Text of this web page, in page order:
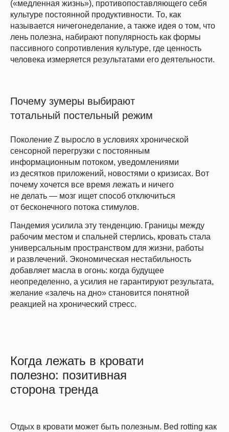
(«медленная жизнь»), противопоставляющего себя
культуре постоянной продуктивности. То, как
называется ничегонеделание, а также идея о том, что
лень полезна, набирают популярность как формы
пассивного сопротивления культуре, где ценность
человека измеряется результатами его деятельности.
Почему зумеры выбирают
тотальный постельный режим
Поколение Z выросло в условиях хронической
сенсорной перегрузки с постоянным
информационным потоком, уведомлениями
из десятков приложений, новостями о кризисах. Вот
почему хочется все время лежать и ничего
не делать — мозг ищет способ отключиться
от бесконечного потока стимулов.
Пандемия усилила эту тенденцию. Границы между
рабочим местом и спальней стерлись, кровать стала
универсальным пространством для жизни, работы
и развлечений. Экономическая нестабильность
добавляет масла в огонь: когда будущее
неопределенно, а усилия не гарантируют результата,
желание «залечь на дно» становится понятной
реакцией на хронический стресс.
Когда лежать в кровати
полезно: позитивная
сторона тренда
Отдых в кровати может быть полезным. Bed rotting как